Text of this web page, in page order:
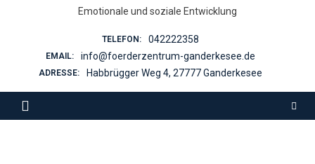
Emotionale und soziale Entwicklung
TELEFON: 042222358
EMAIL: info@foerderzentrum-ganderkesee.de
ADRESSE: Habbrügger Weg 4, 27777 Ganderkesee